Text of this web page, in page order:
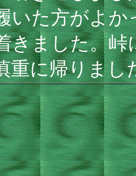
いた方がよか
きました。峠
重に帰りまし